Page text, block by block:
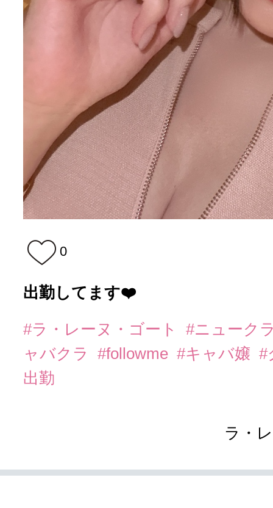
0
出勤してます❤️
#ラ・レーヌ・ゴート
#ニューク
ャバクラ
#followme #キャバ嬢 #
出勤
ラ・